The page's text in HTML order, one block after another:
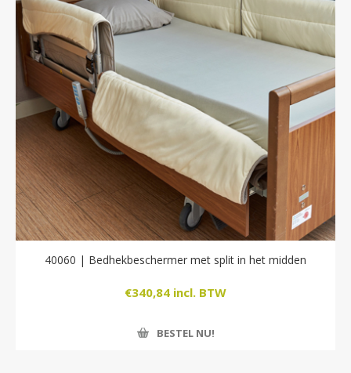
40060 | Bedhekbeschermer met split in het midden
€340,84 incl. BTW
BESTEL NU!